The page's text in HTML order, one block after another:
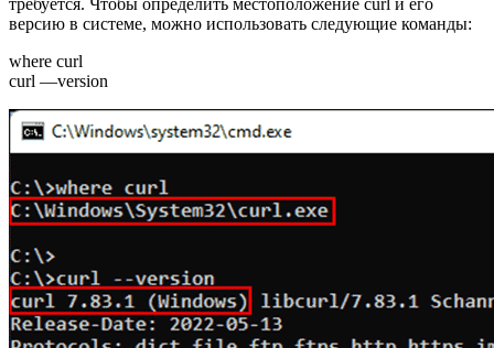
требуется. Чтобы определить местоположение curl и его
версию в системе, можно использовать следующие команды:
where curl
curl —version